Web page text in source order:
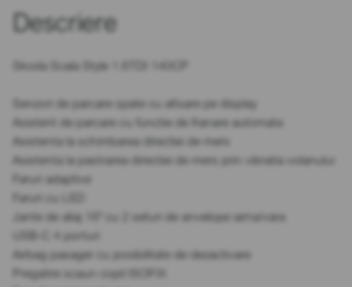
Descriere
Skoda Scala Style 1.6TDI 140CP
Senzori de parcare spate cu afisare pe display
Asistent de parcare cu functie de franare automata
Asistenta la schimbarea directiei de mers
Asistenta la pastrarea directiei de mers prin vibratia volanului
Faruri adaptive
Faruri cu LED
Jante de aliaj 16" cu 2 seturi de anvelope iarna/vara
USB-C 4 porturi
Airbag pasager cu posibilitate de dezactivare
Pregatire scaun copil ISOFIX